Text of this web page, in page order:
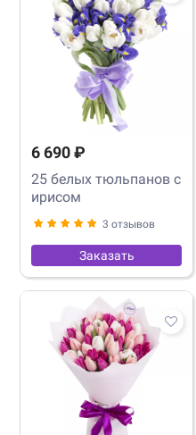
6 690 ₽
25 белых тюльпанов с
ирисом
3 отзывов
Заказать